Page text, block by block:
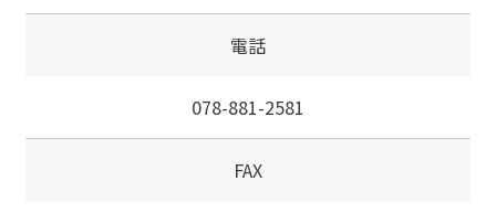
電話
078-881-2581
FAX